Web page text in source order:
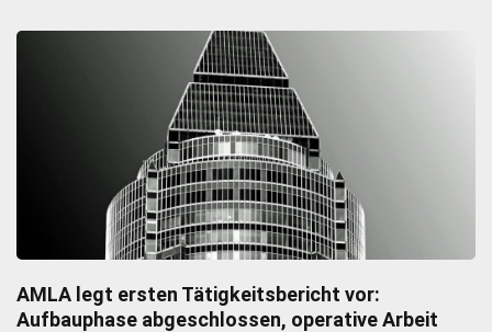
AMLA legt ersten Tätigkeitsbericht vor:
Aufbauphase abgeschlossen, operative Arbeit